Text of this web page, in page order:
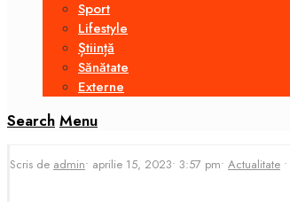
Sport
Lifestyle
Știință
Sănătate
Externe
Search Menu
Scris de admin• aprilie 15, 2023• 3:57 pm• Actualitate •